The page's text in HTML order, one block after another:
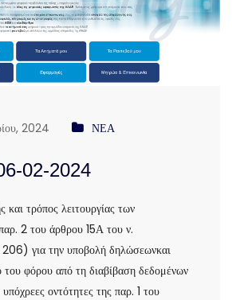
2024 ΝΕΑ
02-2024
τρόπος λειτουργίας των
2 του άρθρου 15Α του ν.
για την υποβολή δηλώσεωνκαι
του φόρου από τη διαβίβαση δεδομένων
οντότητες της παρ. 1 του